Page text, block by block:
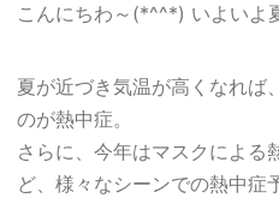
こんにちわ～(*^^*) いよいよ
夏が近づき気温が高くなれば
のが熱中症。
さらに、今年はマスクによる
ど、様々なシーンでの熱中症